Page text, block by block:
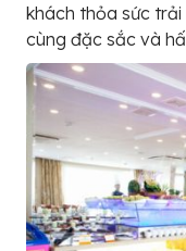
khách thỏa sức trải
cùng đặc sắc và